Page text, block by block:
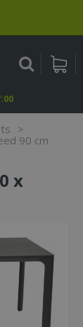
>
90 cm
x